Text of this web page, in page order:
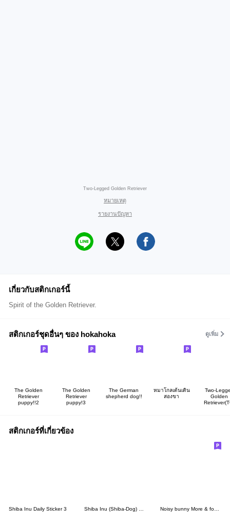
Two-Legged Golden Retriever
หมายเหตุ
รายงานปัญหา
เกี่ยวกับสติกเกอร์นี้
Spirit of the Golden Retriever.
สติกเกอร์ชุดอื่นๆ ของ hokahoka ดูเพิ่ม
The Golden
Retriever
puppy!!2
The Golden
Retriever
puppy!3
The German
shepherd dog!!
หมาโกลเด้นเดิน
สองขา
Two-
Golden
สติกเกอร์ที่เกี่ยวข้อง
Shiba Inu Daily Sticker 3 Shiba Inu (Shiba-Dog) stickers - vol.5 Noisy bunny More & fox Mess